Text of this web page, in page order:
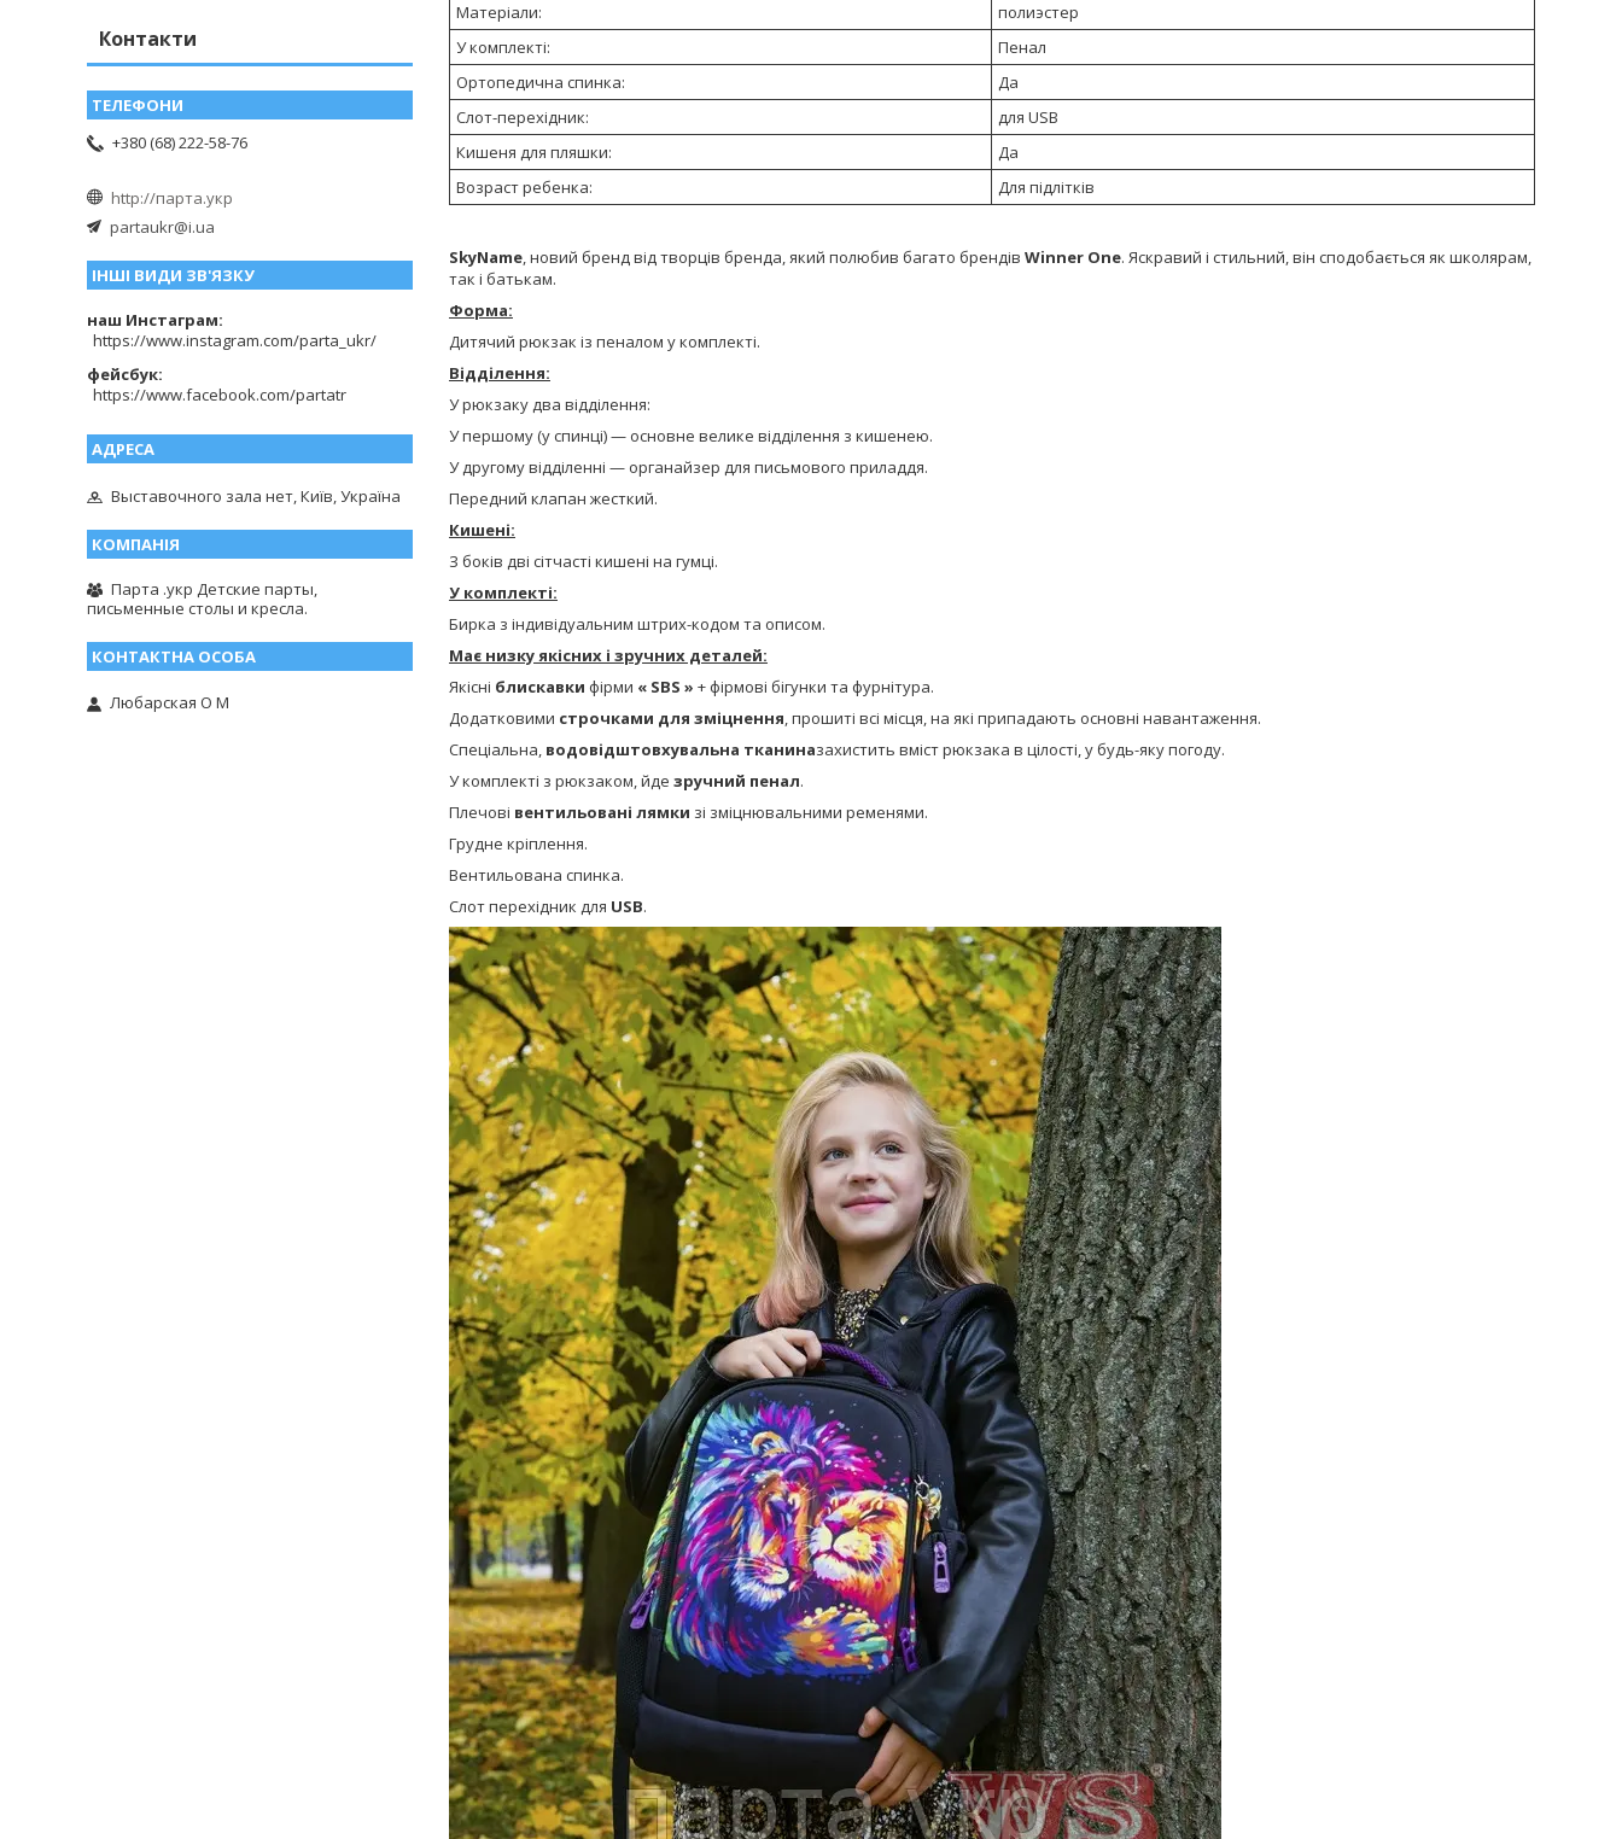
Матеріали:
полиэстер
У комплекті:
Пенал
Ортопедична спинка:
Да
Слот-перехідник:
для USB
Кишеня для пляшки:
Да
Возраст ребенка:
Для підлітків
SkyName, новий бренд від творців бренда, який полюбив багато брендів Winner One. Яскравий і стильний, він сподобається як школярам,
так і батькам.
Форма:
Дитячий рюкзак із пеналом у комплекті.
Відділення:
У рюкзаку два відділення:
У першому (у спинці) — основне велике відділення з кишенею.
У другому відділенні — органайзер для письмового приладдя.
Передний клапан жесткий.
Кишені:
З боків дві сітчасті кишені на гумці.
У комплекті:
Бирка з індивідуальним штрих-кодом та описом.
Має низку якісних і зручних деталей:
Якісні блискавки фірми « SBS » + фірмові бігунки та фурнітура.
Додатковими строчками для зміцнення, прошиті всі місця, на які припадають основні навантаження.
Спеціальна, водовідштовхувальна тканиназахистить вміст рюкзака в цілості, у будь-яку погоду.
У комплекті з рюкзаком, йде зручний пенал.
Плечові вентильовані лямки зі зміцнювальними ременями.
Грудне кріплення.
Вентильована спинка.
Слот перехідник для USB.
Контакти
+380 (68) 222-58-76
http://парта.укр
partaukr@i.ua
ІНШІ ВИДИ ЗВ'ЯЗКУ
наш Инстаграм
https://www.instagram.com/parta_ukr/
фейсбук
https://www.facebook.com/partatr
Выставочного зала нет, Київ, Україна
Парта .укр Детские парты,
письменные столы и кресла.
Любарская О М